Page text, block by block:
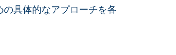
具体的なアプローチを各